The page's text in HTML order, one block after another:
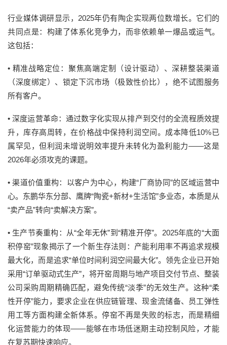
行业媒体调研显示，2025年仍有陶企实现两位数增长。它们的
共同点是：构建了体系化竞争力，而非依赖单一爆品或运气。
这包括：
• 精准战略定位： 聚焦高端定制（设计驱动）、深耕整装渠道
（深度绑定）、锁定下沉市场（极致性价比），绝不试图服务
所有客户。
•深度运营革命：通过数字化实现从排产到交付的全流程质效提
升，库存高周转，在价格战中保持利润空间。成本降低10%已
属罕见，但利润未增说明效率提升未转化为盈利能力——这是
2026年必须攻克的课题。
•渠道价值重构： 以客户为中心，构建“厂商协同”的区域运营中
心。东鹏华东分部、鹰牌“陶瓷+新材+生活馆”多业态，本质是从
“卖产品”转向“卖解决方案”。
• 生产节奏重构：
从“全年无休”到“精准开停”。2025年底的“大面
积停窑”现象揭示了一个新生存法则：产能利用率不再追求规模
最大化，而是追求“单位时间利润空间最大化”。领先企业已开始
采用“订单驱动式生产”，将开窑周期与地产项目交付节点、整装
公司采购周期精确匹配，避免传统“淡季”的无效生产。这种“柔
性开停”能力，要求企业在供应链管理、现金流储备、员工弹性
用工等方面构建全新体系。停窑不再是失败的标志，而是精细
化运营能力的体现——能够在市场低迷期主动控制风险，才能
在复苏期快速响应。